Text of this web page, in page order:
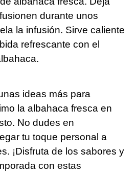
durante unos
la infusión. Sirve caliente
refrescante con el
ideas más para
la albahaca fresca en
No dudes en
tu toque personal a
¡Disfruta de los sabores y
con estas